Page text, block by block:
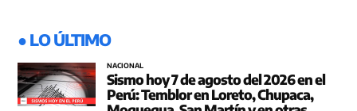
● LO ÚLTIMO
NACIONAL
Sismo hoy 7 de agosto del 2026 en el
Perú: Temblor en Loreto, Chupaca,